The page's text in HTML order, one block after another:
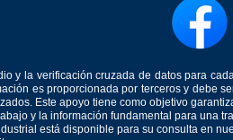
y la verificación cruzada de datos para
es proporcionada por terceros y debe
Este apoyo tiene como objetivo
y la información fundamental para una
está disponible para su consulta en